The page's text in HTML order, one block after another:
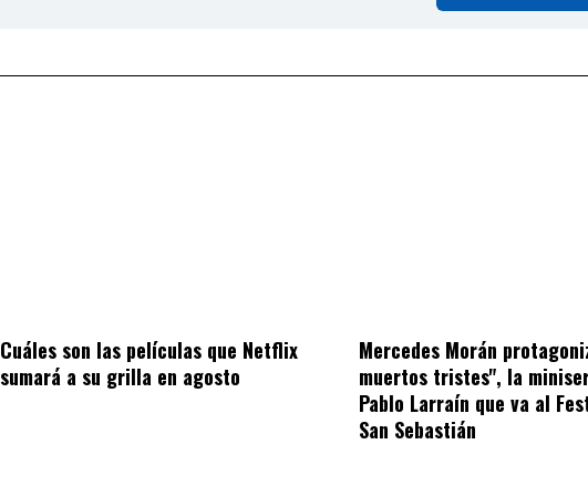
Cuáles son las películas que Netflix
sumará a su grilla en agosto
Mercedes Morán
muertos tristes", la
Pablo Larraín que va al
San Sebastián